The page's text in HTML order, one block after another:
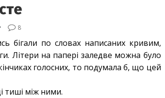
8
бігали по словах написаних кривим,
Літери на папері заледве можна було
голосних, то подумала б, що цей
тиші між ними.